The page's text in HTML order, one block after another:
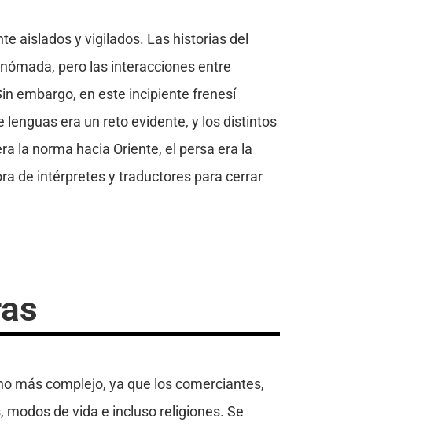
aislados y vigilados. Las historias del
pero las interacciones entre
embargo, en este incipiente frenesí
era un reto evidente, y los distintos
la norma hacia Oriente, el persa era la
de intérpretes y traductores para cerrar
más complejo, ya que los comerciantes,
de vida e incluso religiones. Se